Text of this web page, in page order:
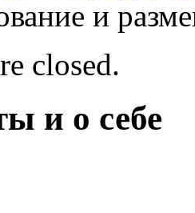
и
closed.
и о себе